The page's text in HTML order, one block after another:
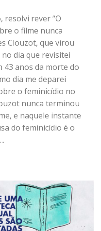
resolvi rever “O
o filme nunca
Clouzot, que virou
dia que revisitei
43 anos da morte do
dia me deparei
o feminicídio no
nunca terminou
e naquele instante
do feminicídio é o